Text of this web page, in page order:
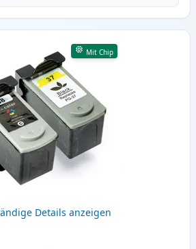
Mit Chip
Details anzeigen